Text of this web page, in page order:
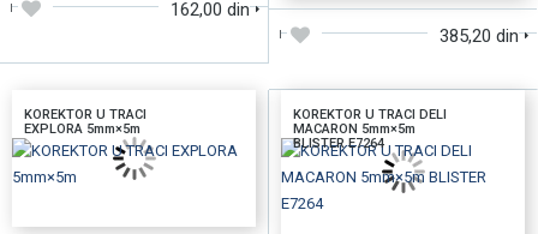
162,00 din
385,20 din
KOREKTOR U TRACI
EXPLORA 5mm×5m
KOREKTOR U TRACI DELI
MACARON 5mm×5m
BLISTER E7264